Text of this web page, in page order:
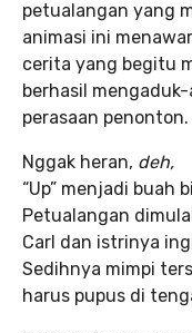
petualangan yang
animasi ini
cerita yang begitu
berhasil
perasaan penonton.
Nggak heran, deh,
“Up” menjadi buah
Petualangan
Carl dan istrinya
Sedihnya mimpi
harus pupus di